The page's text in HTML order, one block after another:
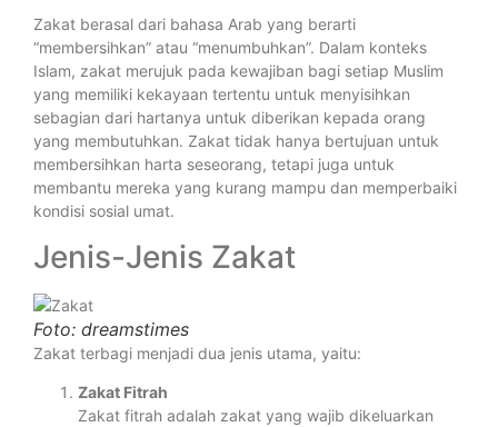
Zakat berasal dari bahasa Arab yang berarti
“membersihkan” atau “menumbuhkan”. Dalam konteks
Islam, zakat merujuk pada kewajiban bagi setiap Muslim
yang memiliki kekayaan tertentu untuk menyisihkan
sebagian dari hartanya untuk diberikan kepada orang
yang membutuhkan. Zakat tidak hanya bertujuan untuk
membersihkan harta seseorang, tetapi juga untuk
membantu mereka yang kurang mampu dan memperbaiki
kondisi sosial umat.
Jenis-Jenis Zakat
Foto: dreamstimes
Zakat terbagi menjadi dua jenis utama, yaitu:
Zakat Fitrah
Zakat fitrah adalah zakat yang wajib dikeluarkan